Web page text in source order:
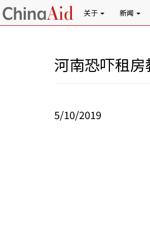
关于 新闻
河南恐吓租
5/10/2019